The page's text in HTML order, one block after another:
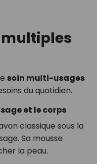
multiples
soin multi-usages
du quotidien.
et le corps
classique sous la
Sa mousse
la peau.